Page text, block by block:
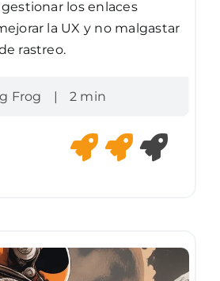
los enlaces
la UX y no malgastar
rastreo.
Frog | 2 min